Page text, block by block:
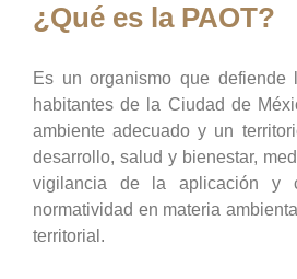
¿Qué es la PAOT?
Es un organismo que defiende
habitantes de la Ciudad de
ambiente adecuado y un
desarrollo, salud y bienestar,
vigilancia de la aplicación y
normatividad en materia
territorial.